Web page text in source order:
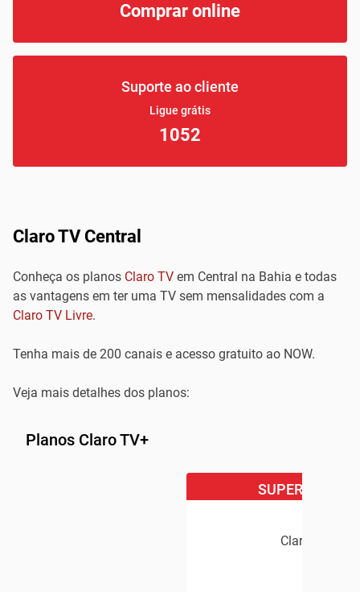
Comprar online
Suporte ao cliente
Ligue grátis
1052
Claro TV Central
Conheça os planos Claro TV em Central na Bahia e todas
as vantagens em ter uma TV sem mensalidades com a
Claro TV Livre.
Tenha mais de 200 canais e acesso gratuito ao NOW.
Veja mais detalhes dos planos:
Planos Claro TV+
SUPER OFERTA
Claro TV+